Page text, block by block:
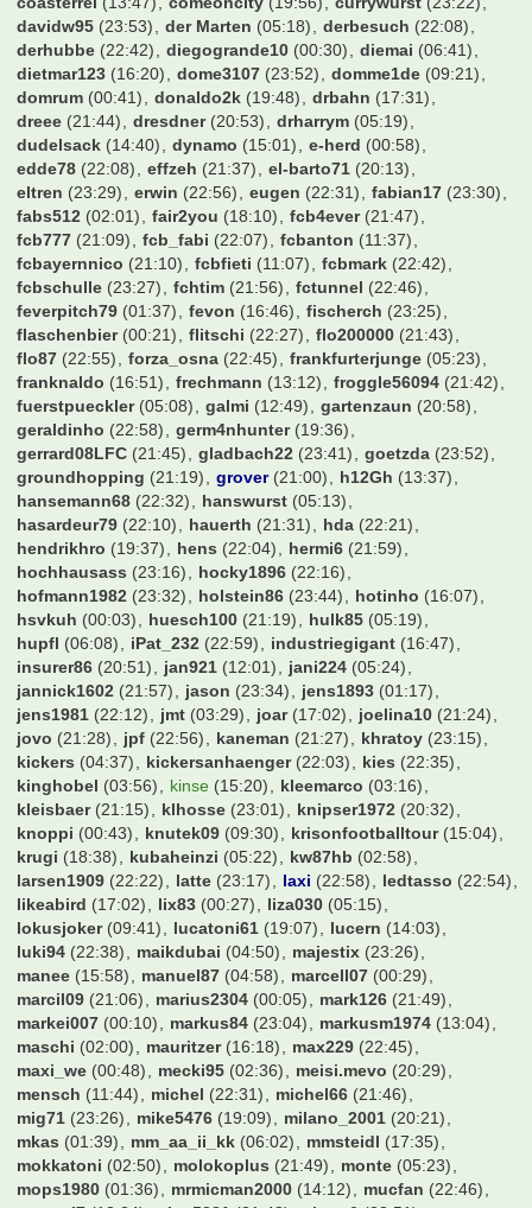
coasterrel (13:47) comeoncity (19:56) currywurst (23:22)
davidw95 (23:53) der Marten (05:18) derbesuch (22:08)
derhubbe (22:42) diegogrande10 (00:30) diemai (06:41)
dietmar123 (16:20) dome3107 (23:52) domme1de (09:21)
domrum (00:41) donaldo2k (19:48) drbahn (17:31)
dreee (21:44) dresdner (20:53) drharrym (05:19)
dudelsack (14:40) dynamo (15:01) e-herd (00:58)
edde78 (22:08) effzeh (21:37) el-barto71 (20:13)
eltren (23:29) erwin (22:56) eugen (22:31) fabian17 (23:30)
fabs512 (02:01) fair2you (18:10) fcb4ever (21:47)
fcb777 (21:09) fcb_fabi (22:07) fcbanton (11:37)
fcbayernnico (21:10) fcbfieti (11:07) fcbmark (22:42)
fcbschulle (23:27) fchtim (21:56) fctunnel (22:46)
feverpitch79 (01:37) fevon (16:46) fischerch (23:25)
flaschenbier (00:21) flitschi (22:27) flo200000 (21:43)
flo87 (22:55) forza_osna (22:45) frankfurterjunge (05:23)
franknaldo (16:51) frechmann (13:12) froggle56094 (21:42)
fuerstpueckler (05:08) galmi (12:49) gartenzaun (20:58)
geraldinho (22:58) germ4nhunter (19:36)
gerrard08LFC (21:45) gladbach22 (23:41) goetzda (23:52)
groundhopping (21:19) grover (21:00) h12Gh (13:37)
hansemann68 (22:32) hanswurst (05:13)
hasardeur79 (22:10) hauerth (21:31) hda (22:21)
hendrikhro (19:37) hens (22:04) hermi6 (21:59)
hochhausass (23:16) hocky1896 (22:16)
hofmann1982 (23:32) holstein86 (23:44) hotinho (16:07)
hsvkuh (00:03) huesch100 (21:19) hulk85 (05:19)
hupfl (06:08) iPat_232 (22:59) industriegigant (16:47)
insurer86 (20:51) jan921 (12:01) jani224 (05:24)
jannick1602 (21:57) jason (23:34) jens1893 (01:17)
jens1981 (22:12) jmt (03:29) joar (17:02) joelina10 (21:24)
jovo (21:28) jpf (22:56) kaneman (21:27) khratoy (23:15)
kickers (04:37) kickersanhaenger (22:03) kies (22:35)
kinghobel (03:56) kinse (15:20) kleemarco (03:16)
kleisbaer (21:15) klhosse (23:01) knipser1972 (20:32)
knoppi (00:43) knutek09 (09:30) krisonfootballtour (15:04)
krugi (18:38) kubaheinzi (05:22) kw87hb (02:58)
larsen1909 (22:22) latte (23:17) laxi (22:58) ledtasso (22:54)
likeabird (17:02) lix83 (00:27) liza030 (05:15)
lokusjoker (09:41) lucatoni61 (19:07) lucern (14:03)
luki94 (22:38) maikdubai (04:50) majestix (23:26)
manee (15:58) manuel87 (04:58) marcell07 (00:29)
marcil09 (21:06) marius2304 (00:05) mark126 (21:49)
markei007 (00:10) markus84 (23:04) markusm1974 (13:04)
maschi (02:00) mauritzer (16:18) max229 (22:45)
maxi_we (00:48) mecki95 (02:36) meisi.mevo (20:29)
mensch (11:44) michel (22:31) michel66 (21:46)
mig71 (23:26) mike5476 (19:09) milano_2001 (20:21)
mkas (01:39) mm_aa_ii_kk (06:02) mmsteidl (17:35)
mokkatoni (02:50) molokoplus (21:49) monte (05:23)
mops1980 (01:36) mrmicman2000 (14:12) mucfan (22:46)